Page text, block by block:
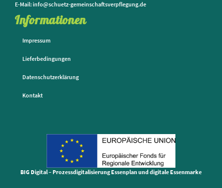
E-Mail: info@schuetz-gemeinschaftsverpflegung.de
Informationen
Impressum
Lieferbedingungen
Datenschutzerklärung
Kontakt
BIG Digital – Prozessdigitalisierung Essenplan und digitale Essenmarke